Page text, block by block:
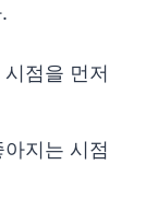
점을 먼저
지는 시점